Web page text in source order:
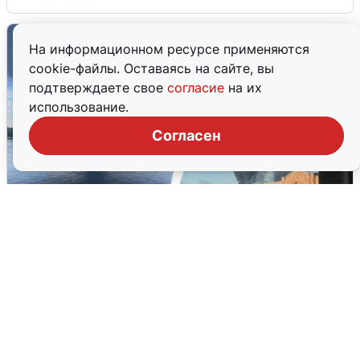
На информационном ресурсе применяются
cookie-файлы. Оставаясь на сайте, вы
подтверждаете свое согласие на их
использование.
Согласен